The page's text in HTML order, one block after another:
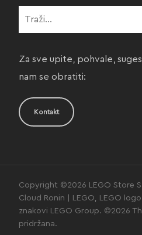
Za sve upite, pohvale,
nam se obratiti:
Kontakt
Copyright ©2026 LEGO Store
Cloud Ronin | LEGO, LEGO
znakovi LEGO Group. ©2026
pridržana.